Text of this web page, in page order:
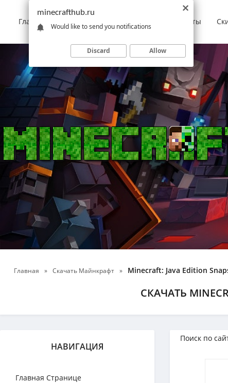
Главная Моды Скачать Minecraft Карты
Главная » Скачать Майнкрафт » Minecraft: Java Edition
СКАЧАТЬ
НАВИГАЦИЯ
Главная Странице
minecrafthub.ru
Would like to send you notifications
Discard Allow